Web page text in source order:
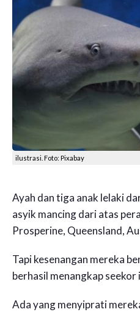
ilustrasi. Foto: Pixabay
Ayah dan tiga anak lelaki
asyik mancing dari atas
Prosperine, Queensland,
Tapi kesenangan mereka
berhasil menangkap seekor
Ada yang menyiprati